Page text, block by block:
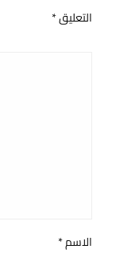
التعليق*
الاسم*